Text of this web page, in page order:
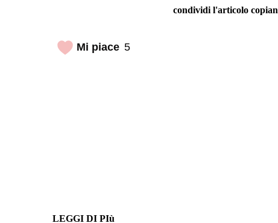
condividi l'articolo
Mi piace 5
LEGGI DI PIù